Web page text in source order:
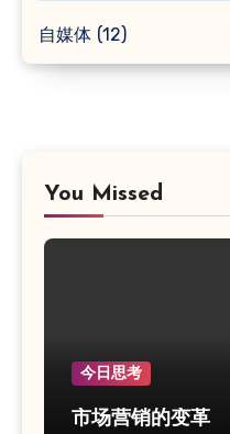
自媒体 (12)
You Missed
今日思考
市场营销的变革